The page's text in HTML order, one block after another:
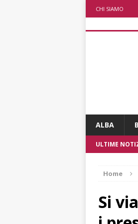
CHI SIAMO
ALBA
ULTIME
Home
Si